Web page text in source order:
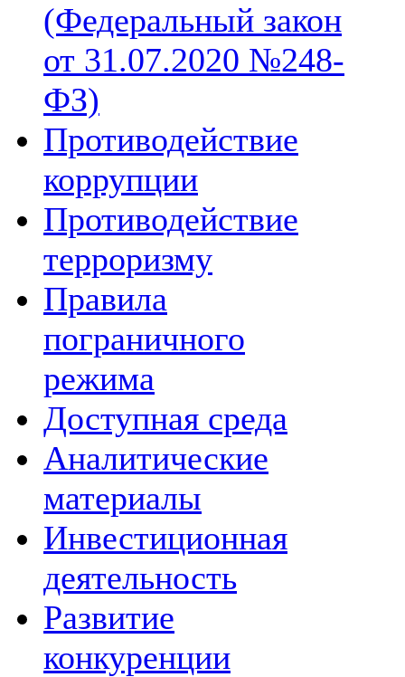
(Федеральный закон
от 31.07.2020 №248-
ФЗ)
Противодействие
коррупции
Противодействие
терроризму
Правила
пограничного
режима
Доступная среда
Аналитические
материалы
Инвестиционная
деятельность
Развитие
конкуренции